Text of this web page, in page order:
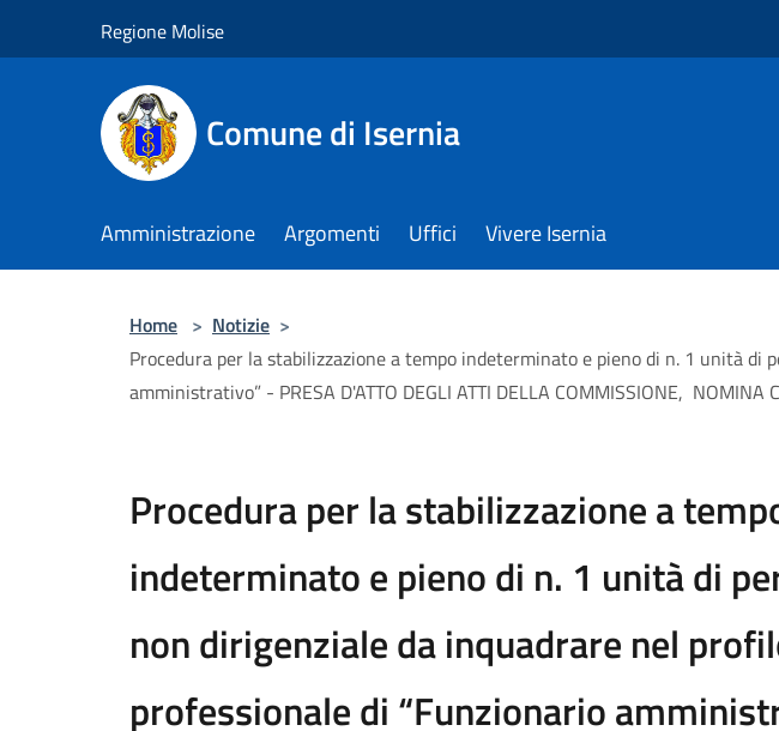
Regione Molise
Comune di Isernia
Amministrazione Argomenti Uffici Vivere Isernia
Home > Notizie >
Procedura per la stabilizzazione a tempo indeterminato e pieno di n. 1 unità
amministrativo” - PRESA D'ATTO DEGLI ATTI DELLA COMMISSIONE, NOMINA
Procedura per la stabilizzazione a
indeterminato e pieno di n. 1 unità di
non dirigenziale da inquadrare nel
professionale di “Funzionario